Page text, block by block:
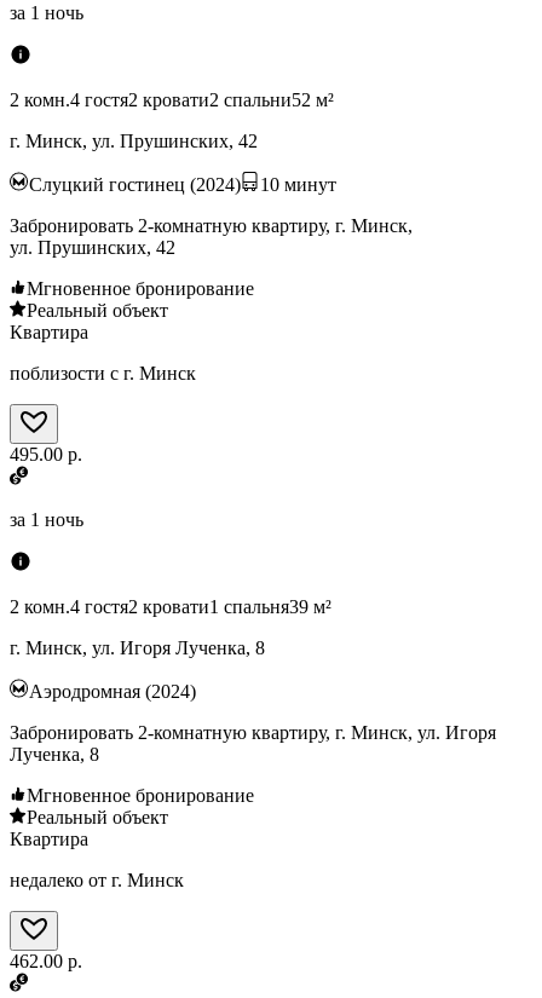
за 1 ночь
2 комн.4 гостя2 кровати2 спальни52 м²
г. Минск, ул. Прушинских, 42
Слуцкий гостинец (2024) 10 минут
Забронировать 2-комнатную квартиру, г. Минск,
ул. Прушинских, 42
Мгновенное бронирование
Реальный объект
Квартира
поблизости с г. Минск
495.00 р.
за 1 ночь
2 комн.4 гостя2 кровати1 спальня39 м²
г. Минск, ул. Игоря Лученка, 8
Аэродромная (2024)
Забронировать 2-комнатную квартиру, г. Минск, ул. Игоря
Лученка, 8
Мгновенное бронирование
Реальный объект
Квартира
недалеко от г. Минск
462.00 р.